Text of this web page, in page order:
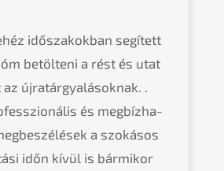
idősza­kok­ban segített
betöl­te­ni a rést és utat
újratár­gyalá­so­knak. .
és megbíz­ha­
a szoká­sos
időn kívül is bármi­kor